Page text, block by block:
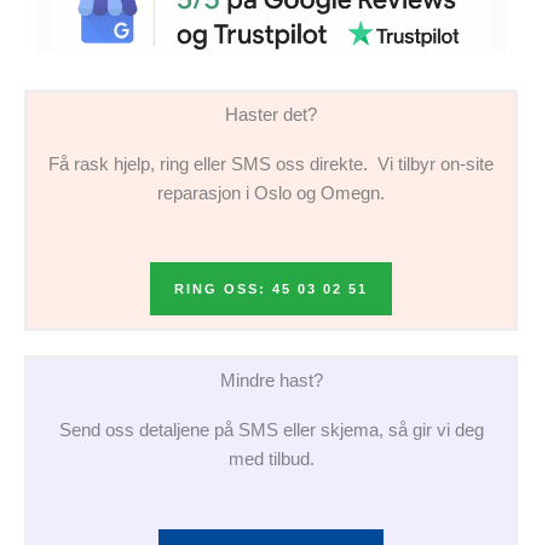
Haster det?
Få rask hjelp, ring eller SMS oss direkte. Vi tilbyr on-site
reparasjon i Oslo og Omegn.
RING OSS: 45 03 02 51
Mindre hast?
Send oss detaljene på SMS eller skjema, så gir vi deg
med tilbud.